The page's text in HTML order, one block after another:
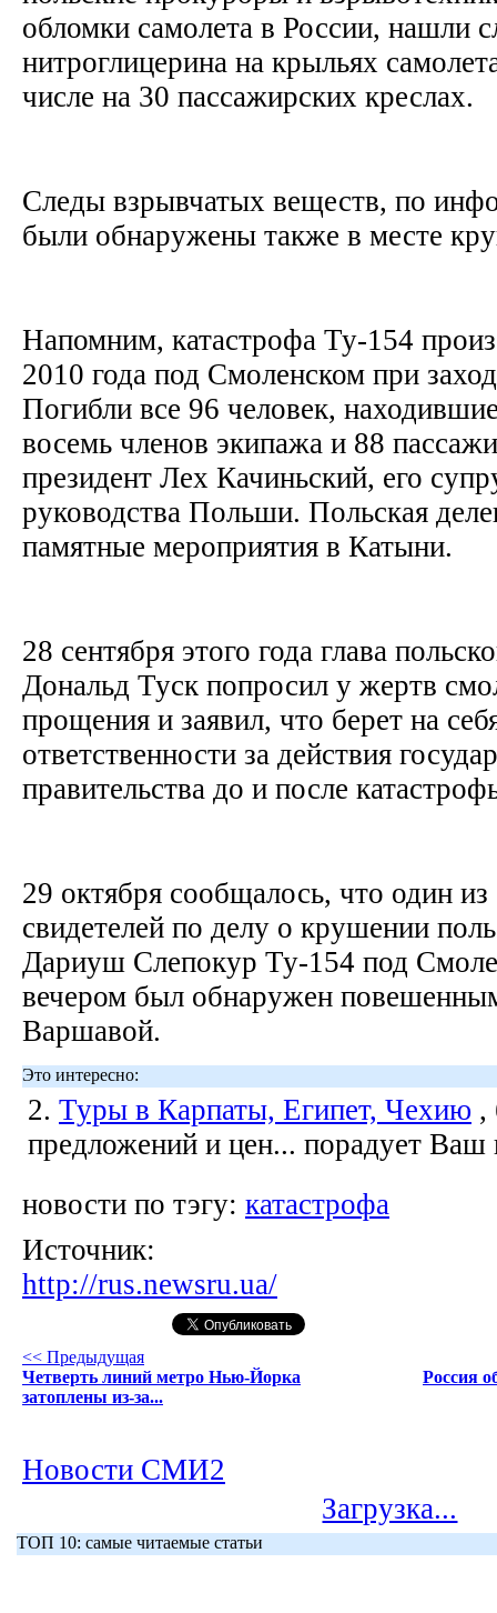
обломки самолета в России, нашли
нитроглицерина на крыльях
числе на 30 пассажирских креслах.
Следы взрывчатых веществ, по
были обнаружены также в месте
Напомним, катастрофа Ту-154
2010 года под Смоленском при
Погибли все 96 человек,
восемь членов экипажа и 88
президент Лех Качиньский, его
руководства Польши. Польская
памятные мероприятия в Катыни.
28 сентября этого года глава
Дональд Туск попросил у жертв
прощения и заявил, что берет на
ответственности за действия
правительства до и после
29 октября сообщалось, что один
свидетелей по делу о крушении
Дариуш Слепокур Ту-154 под
вечером был обнаружен
Варшавой.
Это интересно:
2. Туры в Карпаты, Египет, Чехию ,
предложений и цен... порадует Ваш
новости по тэгу: катастрофа
Источник:
http://rus.newsru.ua/
<< Предыдущая
Четверть линий метро Нью-Йорка
затоплены из-за...
Россия
Новости СМИ2
Загрузка...
ТОП 10: самые читаемые статьи